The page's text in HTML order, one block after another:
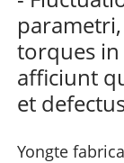
torques
afficiunt
et
Yongte